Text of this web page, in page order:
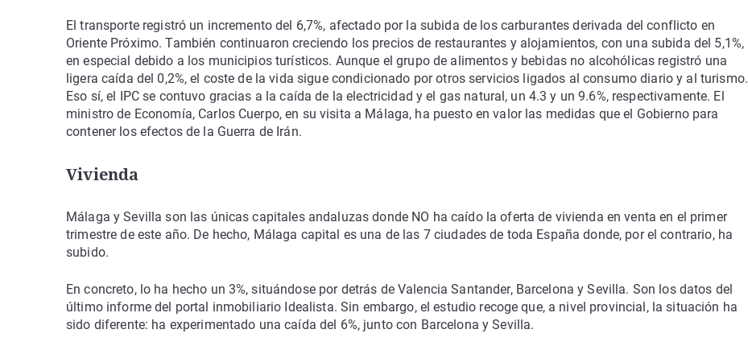
El transporte registró un incremento del 6,7%, afectado por la subida de los carburantes derivada del conflicto en
Oriente Próximo. También continuaron creciendo los precios de restaurantes y alojamientos, con una subida del 5,1%,
en especial debido a los municipios turísticos. Aunque el grupo de alimentos y bebidas no alcohólicas registró una
ligera caída del 0,2%, el coste de la vida sigue condicionado por otros servicios ligados al consumo diario y al turismo.
Eso sí, el IPC se contuvo gracias a la caída de la electricidad y el gas natural, un 4.3 y un 9.6%, respectivamente. El
ministro de Economía, Carlos Cuerpo, en su visita a Málaga, ha puesto en valor las medidas que el Gobierno para
contener los efectos de la Guerra de Irán.
Vivienda
Málaga y Sevilla son las únicas capitales andaluzas donde NO ha caído la oferta de vivienda en venta en el primer
trimestre de este año. De hecho, Málaga capital es una de las 7 ciudades de toda España donde, por el contrario, ha
subido.
En concreto, lo ha hecho un 3%, situándose por detrás de Valencia Santander, Barcelona y Sevilla. Son los datos del
último informe del portal inmobiliario Idealista. Sin embargo, el estudio recoge que, a nivel provincial, la situación ha
sido diferente: ha experimentado una caída del 6%, junto con Barcelona y Sevilla.